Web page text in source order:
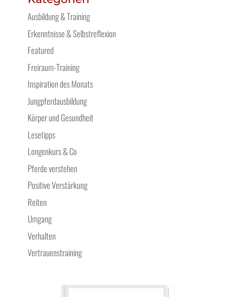
Ausbildung & Training
Erkenntnisse & Selbstreflexion
Featured
Freiraum-Training
Inspiration des Monats
Jungpferdausbildung
Körper und Gesundheit
Lesetipps
Longenkurs & Co
Pferde verstehen
Positive Verstärkung
Reiten
Umgang
Verhalten
Vertrauenstraining